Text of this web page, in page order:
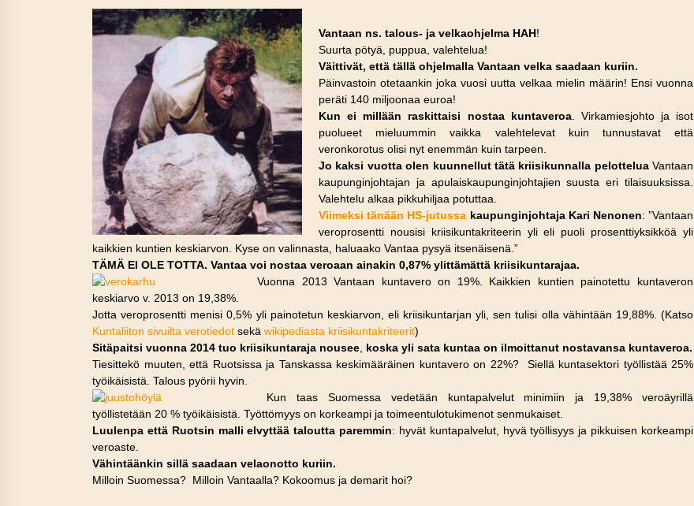
Vantaan ns. talous- ja velkaohjelma HAH!
Suurta pötyä, puppua, valehtelua!
Väittivät, että tällä ohjelmalla Vantaan velka saadaan kuriin.
Päinvastoin otetaankin joka vuosi uutta velkaa mielin määrin! Ensi vuonna
peräti 140 miljoonaa euroa!
Kun ei millään raskittaisi nostaa kuntaveroa. Virkamiesjohto ja isot
puolueet mieluummin vaikka valehtelevat kuin tunnustavat että
veronkorotus olisi nyt enemmän kuin tarpeen.
Jo kaksi vuotta olen kuunnellut tätä kriisikunnalla pelotteluaVantaan
kaupunginjohtajan ja apulaiskaupunginjohtajien suusta eri tilaisuuksissa.
Valehtelu alkaa pikkuhiljaa potuttaa.
Viimeksi tänään HS-jutussa kaupunginjohtaja Kari Nenonen: ”Vantaan
veroprosentti nousisi kriisikuntakriteerin yli eli puoli prosenttiyksikköä yli
kaikkien kuntien keskiarvon. Kyse on valinnasta, haluaako Vantaa pysyä itsenäisenä.”
TÄMÄ EI OLE TOTTA. Vantaa voi nostaa veroaan ainakin 0,87% ylittämättä kriisikuntarajaa.
Vuonna 2013 Vantaan kuntavero on 19%. Kaikkien kuntien painotettu kuntaveron
keskiarvo v. 2013 on 19,38%.
Jotta veroprosentti menisi 0,5% yli painotetun keskiarvon, eli kriisikuntarjan yli, sen tulisi olla vähintään 19,88%. (Katso
Kuntaliiton sivuilta verotiedot sekä wikipediasta kriisikuntakriteerit)
Sitäpaitsi vuonna 2014 tuo kriisikuntaraja nousee koska yli sata kuntaa on ilmoittanut nostavansa kuntaveroa.
Tiesittekö muuten, että Ruotsissa ja Tanskassa keskimääräinen kuntavero on 22%? Siellä kuntasektori työllistää 25%
työikäisistä. Talous pyörii hyvin.
Kun taas Suomessa vedetään kuntapalvelut minimiin ja 19,38% veroäyrillä
työllistetään 20 % työikäisistä. Työttömyys on korkeampi ja toimeentulotukimenot senmukaiset.
Luulenpa että Ruotsin malli elvyttää taloutta paremmin: hyvät kuntapalvelut, hyvä työllisyys ja pikkuisen korkeampi
veroaste.
Vähintäänkin sillä saadaan velaonotto kuriin.
Milloin Suomessa? Milloin Vantaalla? Kokoomus ja demarit hoi?